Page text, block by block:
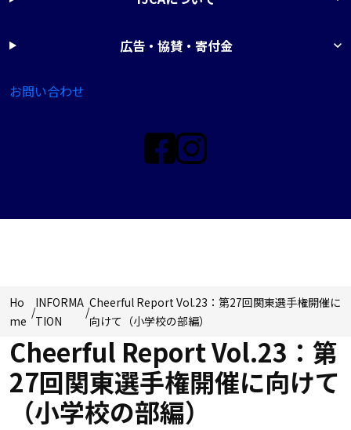
広告・協賛・寄付金
お問い合わせ
Ho
me
/
INFORMA
TION
/
Cheerful Report Vol.23：第27回関東選手権開催に
向けて（小学校の部編）
Cheerful Report Vol.23：第
27回関東選手権開催に向けて
（小学校の部編）